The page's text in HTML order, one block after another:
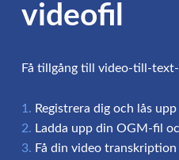
videofil
Få tillgång till video-till-
Registrera dig och lås
Ladda upp din OGM-fil
Få din video